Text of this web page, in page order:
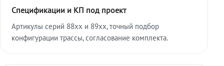
Спецификации и КП под проект
Артикулы серий 88xx и 89xx, точный подбор
конфигурации трассы, согласование комплекта.